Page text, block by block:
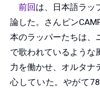
前回 は、日本語ラッ
論した。さんピン
本のラッパーたちは、
で歌われているような
力を働かせ、オルタナ
心していた。やがて